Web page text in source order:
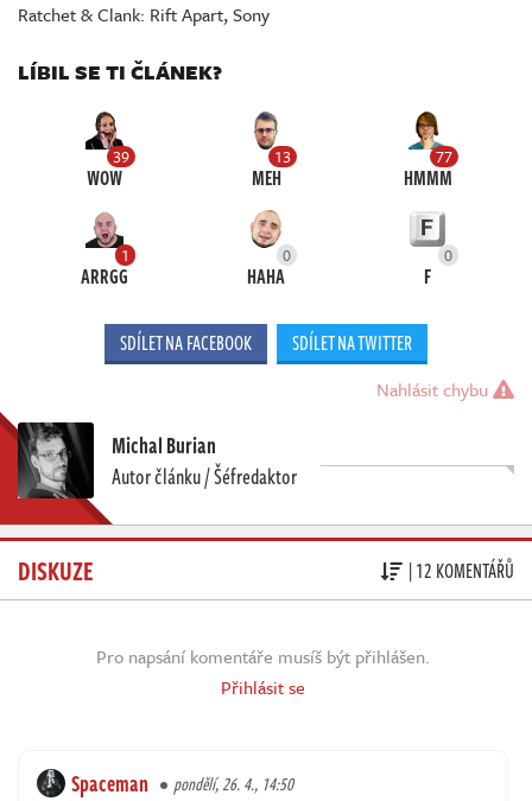
Ratchet & Clank: Rift Apart,Sony
LÍBIL SE TI ČLÁNEK?
39
WOW
13
MEH
77
HMMM
1
ARRGG
0
HAHA
0
F
SDÍLET NA FACEBOOK SDÍLET NA TWITTER
Nahlásit chybu
Michal Burian
Autor článku / Šéfredaktor
DISKUZE | 12 KOMENTÁŘŮ
Pro napsání komentáře musíš být přihlášen.
Přihlásit se
Spaceman pondělí, 26. 4., 14:50